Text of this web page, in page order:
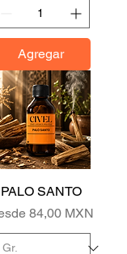
Agregar
PALO SANTO
84,00 MXN
de oferta